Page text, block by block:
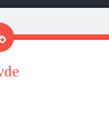
Social Links
Search